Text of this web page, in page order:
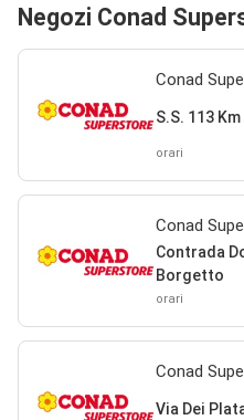
Negozi Conad
Conad
S.S. 113
orari
Conad
Contrada
Borgetto
orari
Conad
Via Dei